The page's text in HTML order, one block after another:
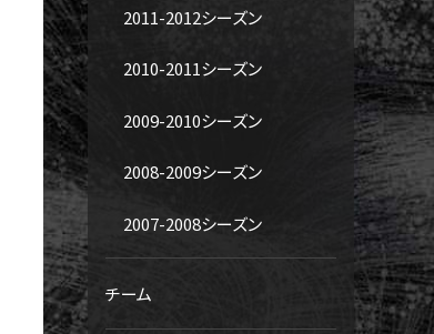
2011-2012シーズン
2010-2011シーズン
2009-2010シーズン
2008-2009シーズン
2007-2008シーズン
チーム